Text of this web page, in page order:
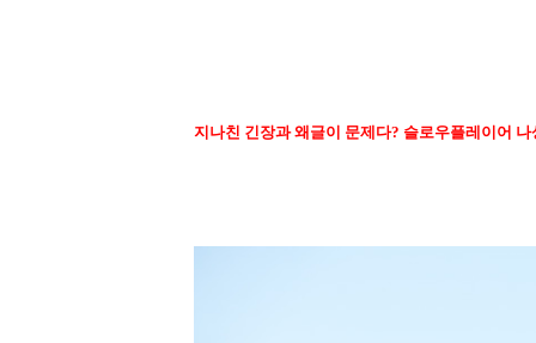
지나친 긴장과 왜글이 문제다? 슬로우플레이어 나